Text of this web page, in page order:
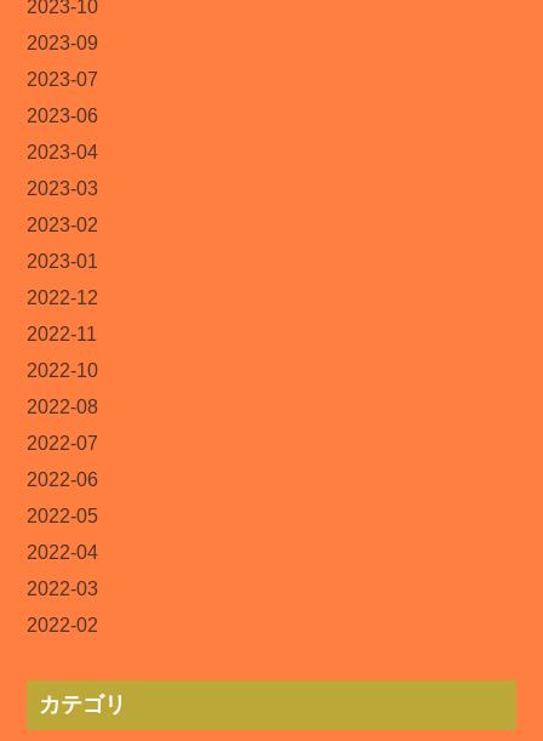
2023-10
2023-09
2023-07
2023-06
2023-04
2023-03
2023-02
2023-01
2022-12
2022-11
2022-10
2022-08
2022-07
2022-06
2022-05
2022-04
2022-03
2022-02
カテゴリ